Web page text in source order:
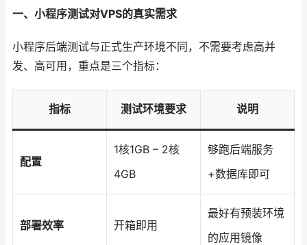
一、小程序测试对VPS的真实需求
小程序后端测试与正式生产环境不同，不需要考虑高并
发、高可用，重点是三个指标：
指标 测试环境要求 说明
配置
1核1GB – 2核
4GB
够跑后端服务
+数据库即可
部署效率 开箱即用
最好有预装环境
的应用镜像